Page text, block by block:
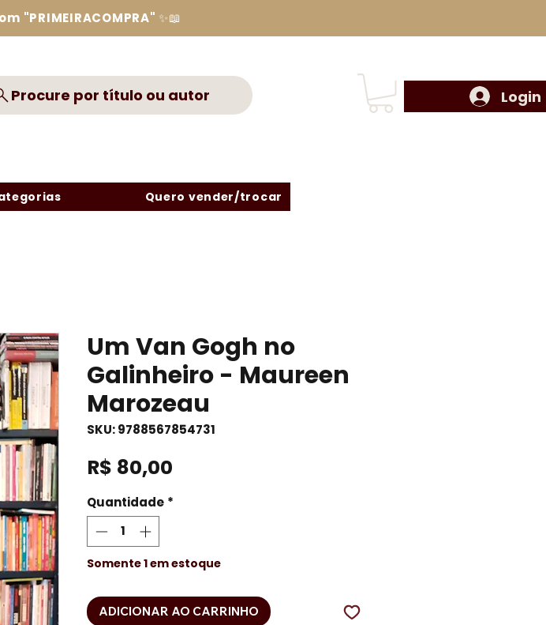
"PRIMEIRACOMPRA" ✨📖
Procure por título ou autor
Quero vender/trocar
Login
Um Van Gogh no
Galinheiro - Maureen
Marozeau
SKU: 9788567854731
R$ 80,00
Quantidade *
Somente 1 em estoque
ADICIONAR AO CARRINHO